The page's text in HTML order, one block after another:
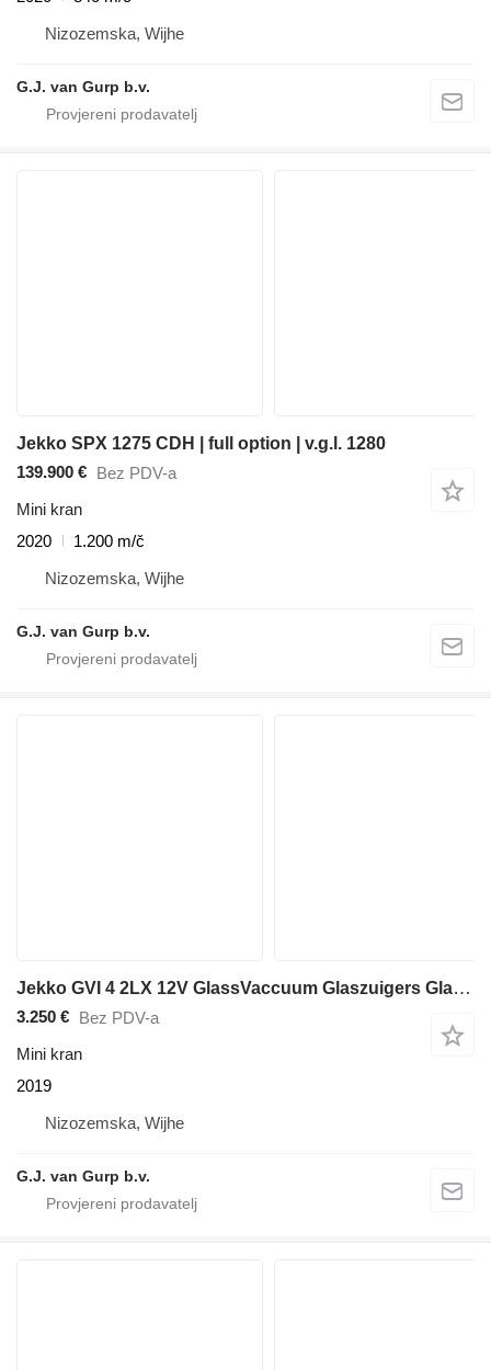
Nizozemska, Wijhe
G.J. van Gurp b.v.
Jekko SPX 1275 CDH | full option | v.g.l. 1280
139.900 € Bez PDV-a
Mini kran
2020
1.200 m/č
Nizozemska, Wijhe
G.J. van Gurp b.v.
Jekko GVI 4 2LX 12V GlassVaccuum Glaszuigers Glasheffer
3.250 € Bez PDV-a
Mini kran
2019
Nizozemska, Wijhe
G.J. van Gurp b.v.